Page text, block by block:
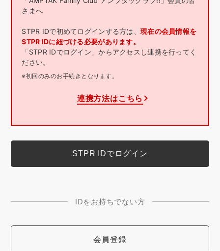
さまへ
STPR IDで初めてログインする方は、 現在の会員情報を
STPR IDに紐づける必要があります。
「STPR IDでログイン」からアクセスし連携を行ってく
ださい。
※初回のみのお手続きとなります。
連携方法はこちら
IDをお持ちでない方
会員登録